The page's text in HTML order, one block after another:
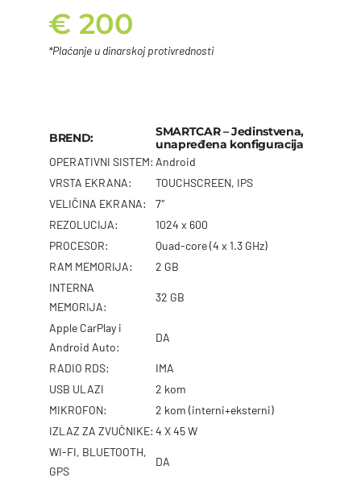
€ 200
*Plaćanje u dinarskoj protivrednosti
BREND:
SMARTCAR – Jedinstvena,
unapređena konfiguracija
OPERATIVNI SISTEM: Android
VRSTA EKRANA:
TOUCHSCREEN, IPS
VELIČINA EKRANA:
7″
REZOLUCIJA:
1024 x 600
PROCESOR:
Quad-core (4 x 1.3 GHz)
RAM MEMORIJA:
2 GB
INTERNA
MEMORIJA:
32 GB
Apple CarPlay i
Android Auto:
DA
RADIO RDS:
IMA
USB ULAZI
2 kom
MIKROFON:
2 kom (interni+eksterni)
IZLAZ ZA ZVUČNIKE: 4 X 45 W
WI-FI, BLUETOOTH,
GPS
DA